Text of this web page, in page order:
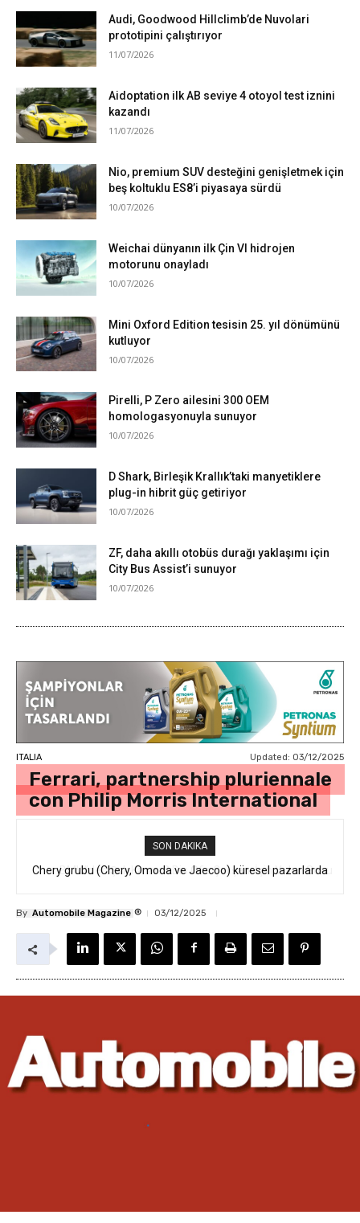
Audi, Goodwood Hillclimb’de Nuvolari
prototipini çalıştırıyor
11/07/2026
Aidoptation ilk AB seviye 4 otoyol test iznini
kazandı
11/07/2026
Nio, premium SUV desteğini genişletmek için
beş koltuklu ES8’i piyasaya sürdü
10/07/2026
Weichai dünyanın ilk Çin VI hidrojen
motorunu onayladı
10/07/2026
Mini Oxford Edition tesisin 25. yıl dönümünü
kutluyor
10/07/2026
Pirelli, P Zero ailesini 300 OEM
homologasyonuyla sunuyor
10/07/2026
D Shark, Birleşik Krallık’taki manyetiklere
plug-in hibrit güç getiriyor
10/07/2026
ZF, daha akıllı otobüs durağı yaklaşımı için
City Bus Assist’i sunuyor
10/07/2026